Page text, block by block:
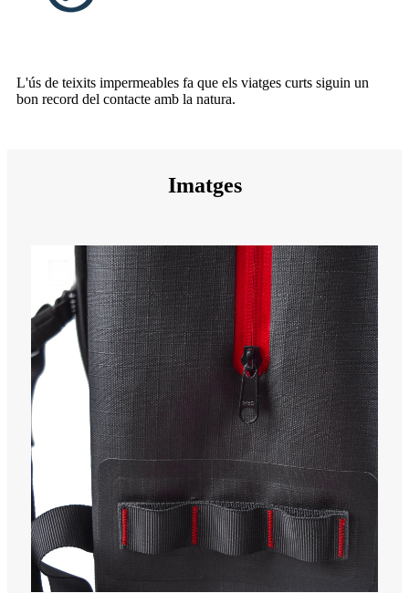
L'ús de teixits impermeables fa que els viatges curts siguin un
bon record del contacte amb la natura.
Imatges